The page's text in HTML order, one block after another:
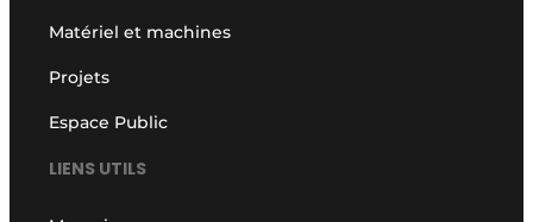
Matériel et machines
Projets
Espace Public
LIENS UTILS